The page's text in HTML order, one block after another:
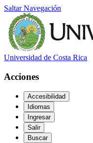
Saltar Navegación
Universidad de Costa Rica
Acciones
Accesibilidad
Idiomas
Ingresar
Salir
Buscar